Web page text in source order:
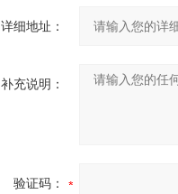
详细地址：
补充说明：
验证码：